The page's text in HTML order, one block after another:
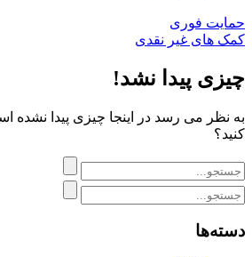
حمایت فوری
کمک های غیر نقدی
چیزی پیدا نشد!
به نظر می رسد در اینجا چیزی پیدا
کنید؟
دسته‌ها